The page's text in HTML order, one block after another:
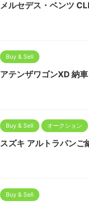
メルセデス・ベンツ
Buy & Sell
アテンザワゴンXD 納車
Buy & Sell オークション
スズキ アルトラパンご
Buy & Sell